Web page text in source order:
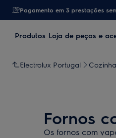
Pagamento em 3 prestações
Produtos Loja de peças e
Electrolux Portugal
Fornos
Os fornos com